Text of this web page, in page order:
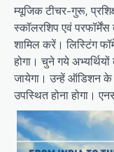
म्यूजिक टीचर-गुरू,
स्कॉलरशिप एवं परफॉर्मेंस
शामिल करें। लिस्टिंग
होगा। चुने गये
जायेगा। उन्हें ऑडिशन के
उपस्थित होना होगा।